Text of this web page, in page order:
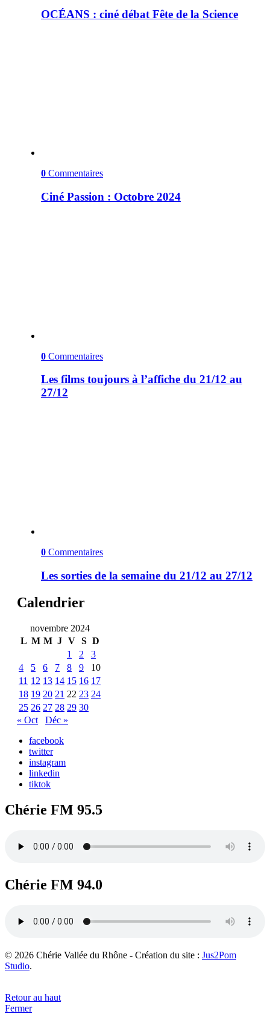
OCÉANS : ciné débat Fête de la Science
0 Commentaires
Ciné Passion : Octobre 2024
0 Commentaires
Les films toujours à l’affiche du 21/12 au
27/12
0 Commentaires
Les sorties de la semaine du 21/12 au 27/12
Calendrier
novembre 2024
L M M J V S D
1
2
3
4
5 6 7 8 9
10
11 12 13 14 15 16 17
18 19 20 21 22 23 24
25 26 27 28 29 30
« Oct
Déc »
facebook
twitter
instagram
linkedin
tiktok
Chérie FM 95.5
Chérie FM 94.0
© 2026 Chérie Vallée du Rhône - Création du site : Jus2Pom
Studio.
Retour au haut
Fermer